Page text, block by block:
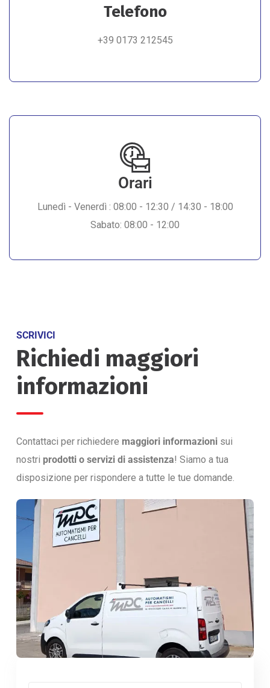
Telefono
+39 0173 212545
Orari
Lunedì - Venerdì : 08:00 - 12:30 / 14:30 - 18:00
Sabato: 08:00 - 12:00
SCRIVICI
Richiedi maggiori
informazioni
Contattaci per richiedere maggiori informazioni sui
nostri prodotti o servizi di assistenza! Siamo a tua
disposizione per rispondere a tutte le tue domande.